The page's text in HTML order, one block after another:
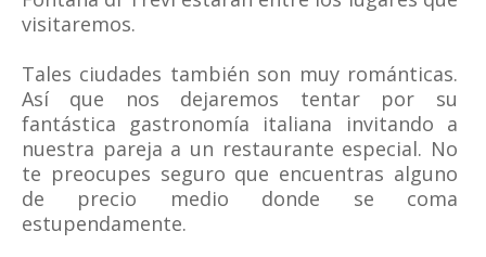
visitaremos.
Tales ciudades también son muy románticas.
Así que nos dejaremos tentar por su
fantástica gastronomía italiana invitando a
nuestra pareja a un restaurante especial. No
te preocupes seguro que encuentras alguno
de precio medio donde se coma
estupendamente.